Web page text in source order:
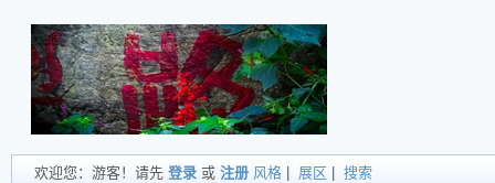
欢迎您：游客！请先 登录 或 注册 风格 展区 搜索